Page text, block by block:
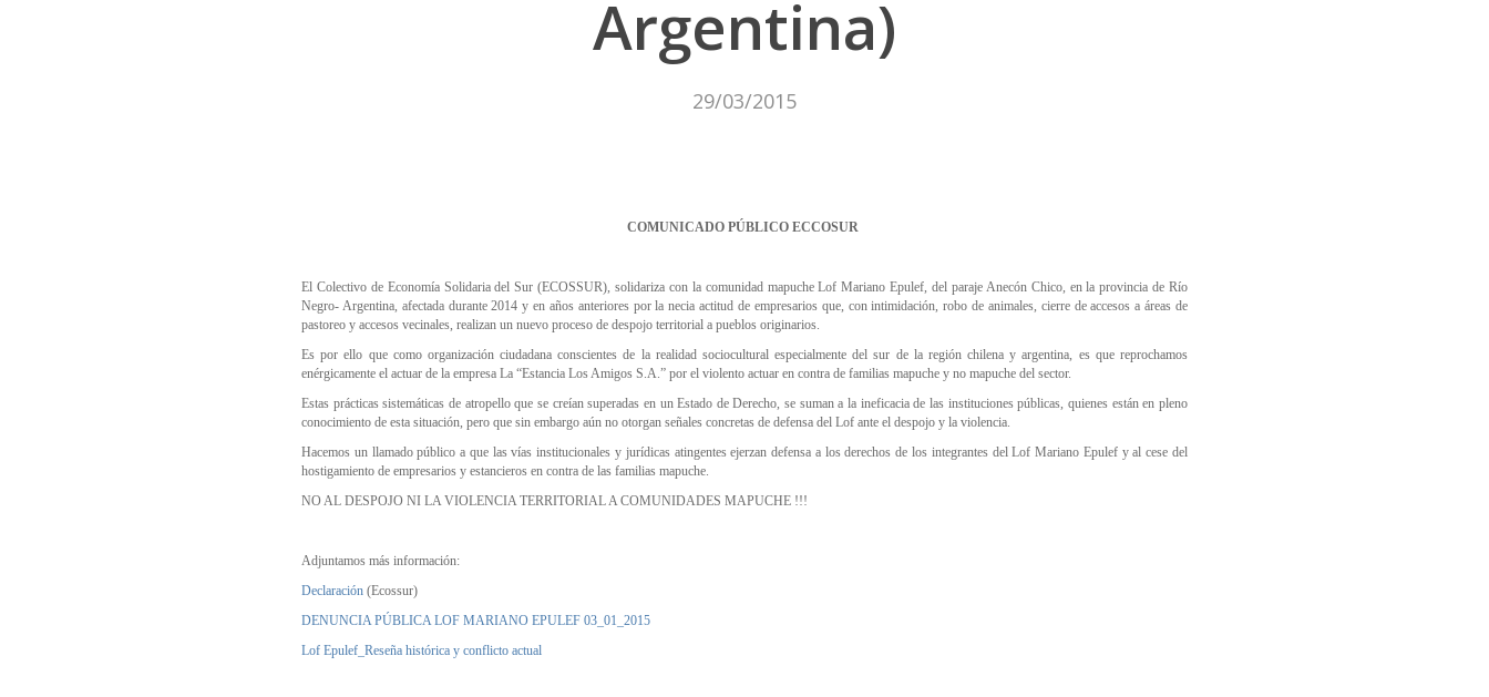
Hit enter to search or ESC to close
Argentina)
29/03/2015
COMUNICADO PÚBLICO ECCOSUR
El Colectivo de Economía Solidaria del Sur (ECOSSUR), solidariza con la comunidad mapuche Lof Mariano Epulef, del paraje Anecón Chico, en la provincia de Río
Negro- Argentina, afectada durante 2014 y en años anteriores por la necia actitud de empresarios que, con intimidación, robo de animales, cierre de accesos a áreas de
pastoreo y accesos vecinales, realizan un nuevo proceso de despojo territorial a pueblos originarios.
Es por ello que como organización ciudadana conscientes de la realidad sociocultural especialmente del sur de la región chilena y argentina, es que reprochamos
enérgicamente el actuar de la empresa La “Estancia Los Amigos S.A.” por el violento actuar en contra de familias mapuche y no mapuche del sector.
Estas prácticas sistemáticas de atropello que se creían superadas en un Estado de Derecho, se suman a la ineficacia de las instituciones públicas, quienes están en pleno
conocimiento de esta situación, pero que sin embargo aún no otorgan señales concretas de defensa del Lof ante el despojo y la violencia.
Hacemos un llamado público a que las vías institucionales y jurídicas atingentes ejerzan defensa a los derechos de los integrantes del Lof Mariano Epulef y al cese del
hostigamiento de empresarios y estancieros en contra de las familias mapuche.
NO AL DESPOJO NI LA VIOLENCIA TERRITORIAL A COMUNIDADES MAPUCHE !!!
Adjuntamos más información:
Declaración (Ecossur)
DENUNCIA PÚBLICA LOF MARIANO EPULEF 03_01_2015
Lof Epulef_Reseña histórica y conflicto actual